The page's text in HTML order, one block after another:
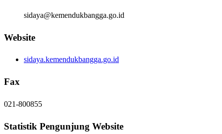
sidaya@kemendukbangga.go.id
Website
sidaya.kemendukbangga.go.id
Fax
021-800855
Statistik Pengunjung Website